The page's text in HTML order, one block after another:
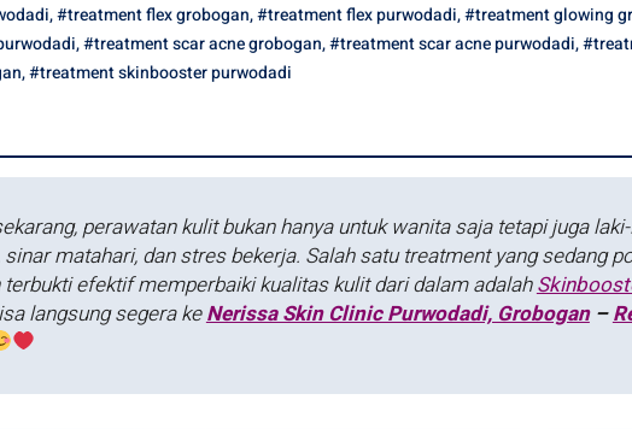
,#treatment flex grobogan,#treatment flex purwodadi,#treatment glowing
,#treatment scar acne grobogan,#treatment scar acne purwodadi,
,#treatment skinbooster purwodadi
perawatan kulit bukan hanya untuk wanita saja tetapi juga
matahari, dan stres bekerja. Salah satu treatment yang sedang
efektif memperbaiki kualitas kulit dari dalam adalah
langsung segera keNerissa Skin Clinic Purwodadi, Grobogan–